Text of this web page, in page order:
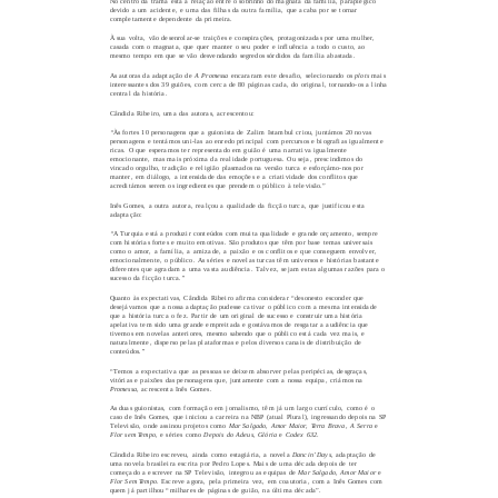
devido a um acidente, e uma das filhas da outra família, que acaba por se tornar
completamente dependente da primeira.
À sua volta, vão desenrolar-se traições e conspirações, protagonizadas por uma mulher,
casada com o magnata, que quer manter o seu poder e influência a todo o custo, ao
mesmo tempo em que se vão desvendando segredos sórdidos da família abastada.
As autoras da adaptação de A Promessa encararam este desafio, selecionando osplotsmais
interessantes dos 39 guiões, com cerca de 80 páginas cada, do original, tornando-os a linha
central da história.
Cândida Ribeiro , uma das autoras, acrescentou:
“Às fortes 10 personagens que a guionista de Zalim Istambul criou, juntámos 20 novas
personagens e tentámos uni-las ao enredo principal com percursos e biografias igualmente
ricas. O que esperamos ter representado em guião é uma narrativa igualmente
emocionante, mas mais próxima da realidade portuguesa. Ou seja, prescindimos do
vincado orgulho, tradição e religião plasmados na versão turca e esforçámo-nos por
manter, em diálogo, a intensidade das emoções e a criatividade dos conflitos que
acreditámos serem os ingredientes que prendem o público à televisão.”
Inês Gomes , a outra autora, realçou a qualidade da ficção turca, que justificou esta
adaptação:
“A Turquia está a produzir conteúdos com muita qualidade e grande orçamento, sempre
com histórias fortes e muito emotivas. São produtos que têm por base temas universais
como o amor, a família, a amizade, a paixão e os conflitos e que conseguem envolver,
emocionalmente, o público. As séries e novelas turcas têm universos e histórias bastante
diferentes que agradam a uma vasta audiência. Talvez, sejam estas algumas razões para o
sucesso da ficção turca.”
Quanto às expectativas,Cândida Ribeiroafirma considerar “desonesto esconder que
desejávamos que a nossa adaptação pudesse cativar o público com a mesma intensidade
que a história turca o fez. Partir de um original de sucesso e construir uma história
apelativa tem sido uma grande empreitada e gostávamos de resgatar a audiência que
tivemos em novelas anteriores, mesmo sabendo que o público está cada vez mais, e
naturalmente, disperso pelas plataformas e pelos diversos canais de distribuição de
conteúdos .”
“Temos a expectativa que as pessoas se deixem absorver pelas peripécias, desgraças,
vitórias e paixões das personagens que, juntamente com a nossa equipa, criámos na
Promessa,acrescenta Inês Gomes
As duas guionistas, com formação em jornalismo, têm já um largo currículo, como é o
caso de Inês Gomes, que iniciou a carreira na NBP (atual Plural), ingressando depois na SP
Televisão, onde assinou projetos como Mar Salgado Amor Maior, Terra Brava A Serrae
Flor sem Tempo, e séries comoDepois do Adeus,Glória e Codex 632
Cândida Ribeiro escreveu, ainda como estagiária, a novela Dancin’ Days, adaptação de
uma novela brasileira escrita por Pedro Lopes. Mais de uma década depois de ter
começado a escrever na SP Televisão, integrou as equipas deMar Salgado,Amor Maiore
Flor Sem Tempo. Escreve agora, pela primeira vez, em coautoria, com a Inês Gomes com
quem já partilhou “milhares de páginas de guião, na última década”.